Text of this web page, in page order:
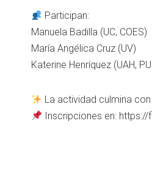
Participan:
Manuela Badilla (UC, COES)
María Angélica Cruz (UV)
Katerine Henríquez (UAH,
La actividad culmina
Inscripciones en: